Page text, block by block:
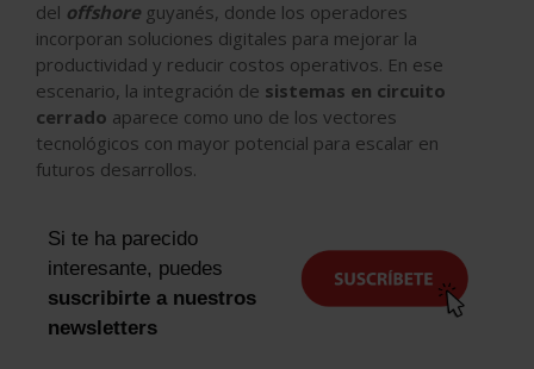
del offshore guyanés, donde los operadores
incorporan soluciones digitales para mejorar la
productividad y reducir costos operativos. En ese
escenario, la integración de sistemas en circuito
cerrado aparece como uno de los vectores
tecnológicos con mayor potencial para escalar en
futuros desarrollos.
Si te ha parecido
interesante, puedes
suscribirte a nuestros
newsletters